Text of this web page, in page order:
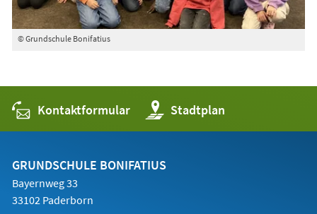
© Grundschule Bonifatius
Kontaktformular Stadtplan
(Öffnet
in
einem
Tab)
GRUNDSCHULE BONIFATIUS
Bayernweg 33
33102 Paderborn